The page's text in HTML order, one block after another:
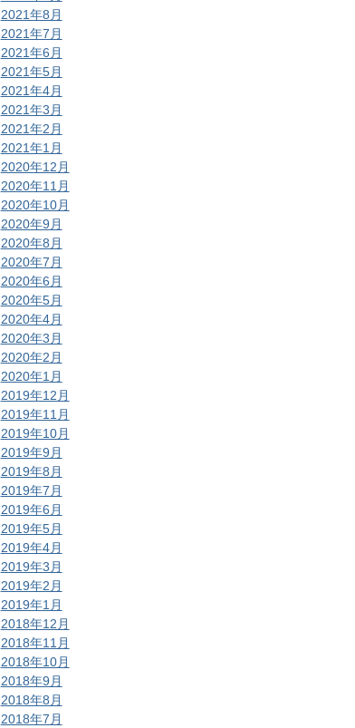
2021年8月
2021年7月
2021年6月
2021年5月
2021年4月
2021年3月
2021年2月
2021年1月
2020年12月
2020年11月
2020年10月
2020年9月
2020年8月
2020年7月
2020年6月
2020年5月
2020年4月
2020年3月
2020年2月
2020年1月
2019年12月
2019年11月
2019年10月
2019年9月
2019年8月
2019年7月
2019年6月
2019年5月
2019年4月
2019年3月
2019年2月
2019年1月
2018年12月
2018年11月
2018年10月
2018年9月
2018年8月
2018年7月